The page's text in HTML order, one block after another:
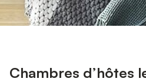
Chambres d’hôtes